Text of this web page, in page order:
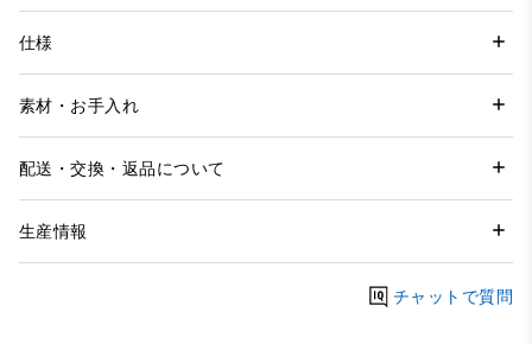
仕様
素材・お手入れ
配送・交換・返品について
生産情報
チャットで質問